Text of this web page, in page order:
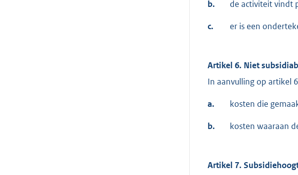
b. de activiteit vindt
c. er is een
Artikel 6. Niet
In aanvulling op artikel
a. kosten die
b. kosten waaraan
Artikel 7.